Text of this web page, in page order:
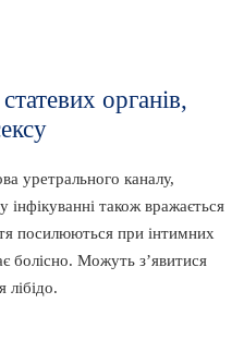
органів,
уретрального каналу,
також вражається
посилюються при інтимних
болісно. Можуть з’явитися
лібідо.